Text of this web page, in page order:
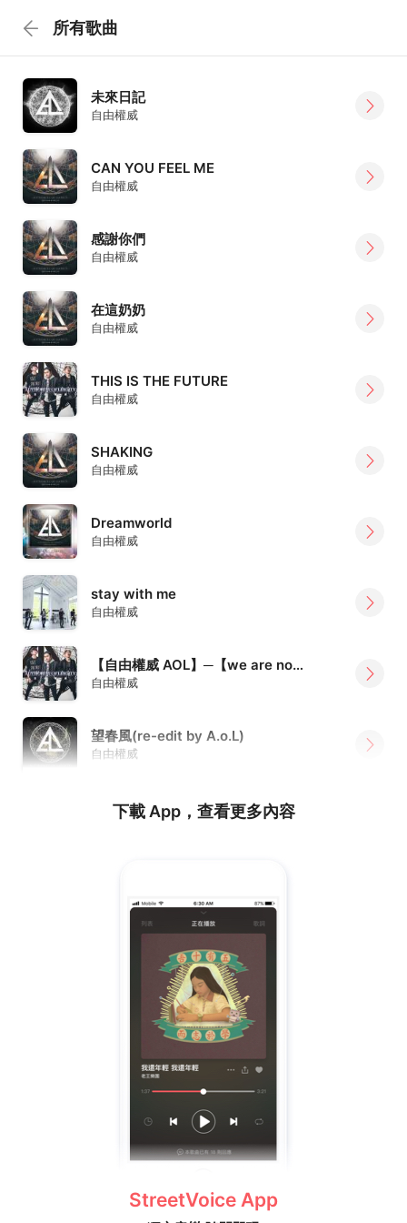
所有歌曲
未來日記
自由權威
CAN YOU FEEL ME
自由權威
感謝你們
自由權威
在這奶奶
自由權威
THIS IS THE FUTURE
自由權威
SHAKING
自由權威
Dreamworld
自由權威
stay with me
自由權威
【自由權威 AOL】─【we are not fool】
自由權威
望春風(re-edit by A.o.L)
自由權威
下載 App，查看更多內容
StreetVoice App